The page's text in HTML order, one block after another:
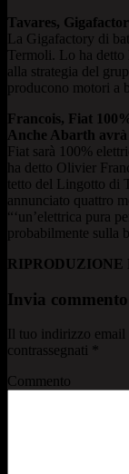
Tavares,
La Gigafactory di
Termoli. Lo ha
alla strategia del
producono motori a
Francois, Fiat
Anche Abarth avrà
Fiat sarà 100%
ha detto Olivier
tetto del Lingotto di
annunciato quattro
“‘un’elettrica pura
probabilmente sulla
RIPRODUZIONE
Invia commento
Il tuo indirizzo email
contrassegnati
Commento